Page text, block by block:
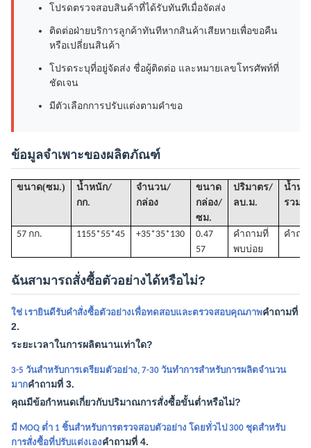
โปรดตรวจสอบสินค้าที่ได้รับทันทีเมื่อจัดส่ง
ติดต่อฝ่ายบริการลูกค้าทันทีหากสินค้าเสียหายเพื่อขอคืน
หรือเปลี่ยนสินค้า
โปรดระบุที่อยู่จัดส่ง ชื่อผู้ติดต่อ และหมายเลขโทรศัพท์ที่
ชัดเจน
มีตัวเลือกการปรับแต่งตามคำขอ
ข้อมูลจำเพาะของผลิตภัณฑ์
ขนาด(ซม.)
น้ำหนัก/
กก.
จำนวน/
กล่อง
ขนาด
กล่อง/
ซม.
ปริมาตร/
ลบ.ม.
น้ำหนั
รวม(ก
57 กก. 1155*55*45 +35*35*130
0.47
57
คำถามที่
พบบ่อย
คำถา
ฉันสามารถสั่งซื้อตัวอย่างได้หรือไม่?
ใช่ เรายินดีรับคำสั่งซื้อตัวอย่างเพื่อทดสอบและตรวจสอบคุณภาพคำถามที่
2.
ระยะเวลาในการผลิตนานเท่าใด?
3-5 วันสำหรับการเตรียมตัวอย่าง, 7-30 วันทำการสำหรับการผลิตจำนวน
มากคำถามที่ 3.
คุณมีข้อกำหนดเกี่ยวกับปริมาณการสั่งซื้อขั้นต่ำหรือไม่?
มี MOQ ต่ำ 1 ชิ้นสำหรับการตรวจสอบตัวอย่าง โดยทั่วไป 300 ชุดสำหรับ
การสั่งซื้อที่ปรับแต่งเองคำถามที่ 4.